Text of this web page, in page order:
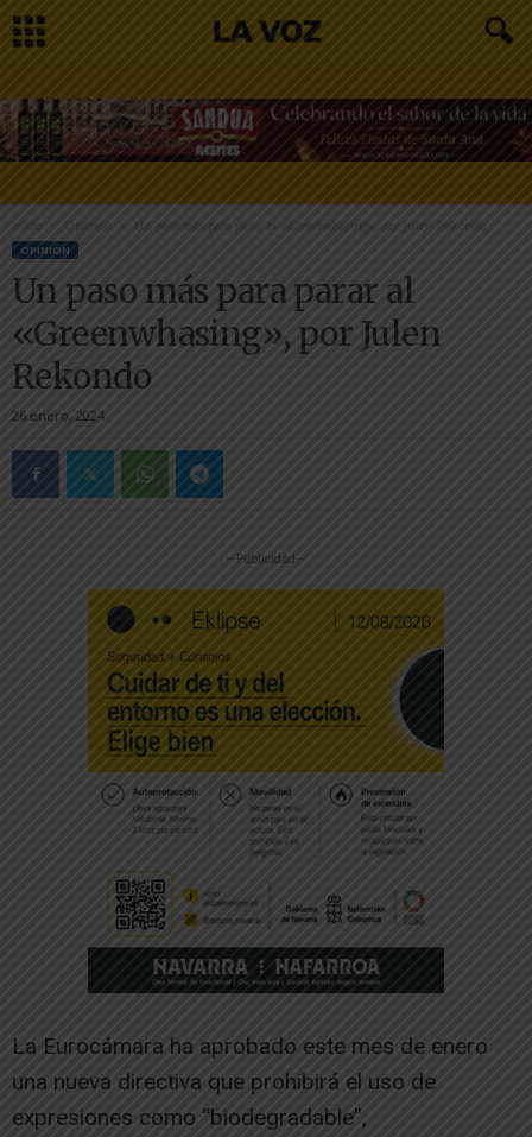
Inicio Opinión Un paso más para parar al «Greenwhasing», por Julen Rekondo
OPINIÓN
Un paso más para parar al
«Greenwhasing», por Julen
Rekondo
26 enero, 2024
-- Publicidad --
La Eurocámara ha aprobado este mes de enero
una nueva directiva que prohibirá el uso de
expresiones como “biodegradable”,